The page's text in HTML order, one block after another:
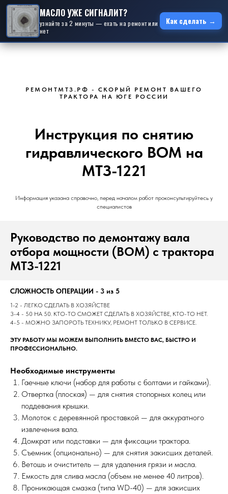
МАСЛО УЖЕ СИГНАЛИТ?
узнайте за 2 минуты — ехать на ремонт или
нет
Как сделать →
РЕМОНТМТЗ.РФ - СКОРЫЙ РЕМОНТ ВАШЕГО
ТРАКТОРА НА ЮГЕ РОССИИ
Инструкция по снятию
гидравлического ВОМ на
МТЗ-1221
Информация указана справочно, перед началом работ проконсультируйтесь у
специалистов
Руководство по демонтажу вала
отбора мощности (ВОМ) с трактора
МТЗ-1221
СЛОЖНОСТЬ ОПЕРАЦИИ - 3 из 5
1-2 - ЛЕГКО СДЕЛАТЬ В ХОЗЯЙСТВЕ
3-4 - 50 НА 50. КТО-ТО СМОЖЕТ СДЕЛАТЬ В ХОЗЯЙСТВЕ, КТО-ТО НЕТ.
4-5 - МОЖНО ЗАПОРОТЬ ТЕХНИКУ, РЕМОНТ ТОЛЬКО В СЕРВИСЕ.
ЭТУ РАБОТУ МЫ МОЖЕМ ВЫПОЛНИТЬ ВМЕСТО ВАС, БЫСТРО И
ПРОФЕССИОНАЛЬНО.
Необходимые инструменты
Гаечные ключи (набор для работы с болтами и гайками).
Отвертка (плоская) — для снятия стопорных колец или
поддевания крышки.
Молоток с деревянной проставкой — для аккуратного
извлечения вала.
Домкрат или подставки — для фиксации трактора.
Съемник (опционально) — для снятия закисших деталей.
Ветошь и очиститель — для удаления грязи и масла.
Емкость для слива масла (объем не менее 40 литров).
Проникающая смазка (типа WD-40) — для закисших